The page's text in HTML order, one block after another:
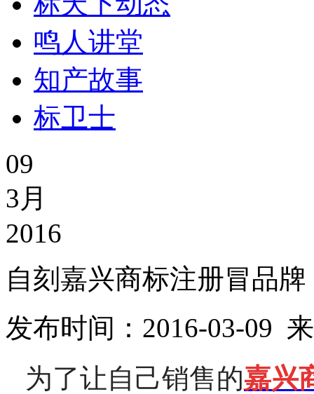
鸣人讲堂
知产故事
标卫士
09
3月
2016
自刻嘉兴商标注册​冒品牌
发布时间：2016-03-09
为了让自己销售的嘉兴